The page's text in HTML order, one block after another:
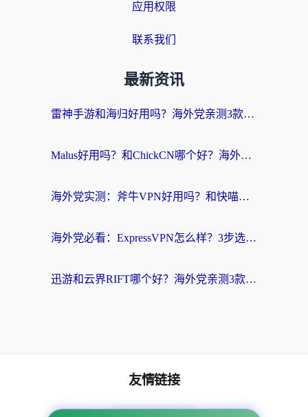
应用权限
联系我们
最新资讯
雷神手游和海归好用吗？海外党亲测3款热门回国加速器+番茄加速器深度体验
Malus好用吗？和ChickCN哪个好？海外党亲测：选对回国加速器，追剧游戏不卡顿
海外党实测：斧牛VPN好用吗？和快喵VPN对比哪个回国效果更好？附3款热门加速器深度分析
海外党必看：ExpressVPN怎么样？3步选对回国加速器，无缝刷国内剧玩手游
迅游和云界RIFT哪个好？海外党亲测3款回国加速器，教你无缝刷国内剧玩游戏
友情链接